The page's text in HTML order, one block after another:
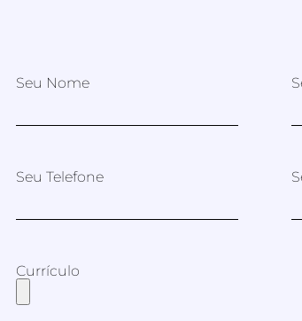
Seu Nome
Seu Telefone
Currículo